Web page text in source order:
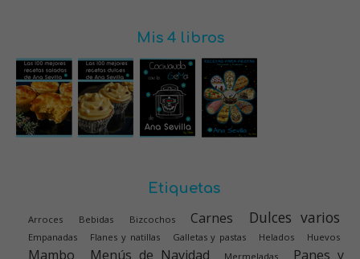
Mis 4 libros
Etiquetas
Arroces Bebidas Bizcochos Carnes Dulces varios
Empanadas Flanes y natillas Galletas y pastas Helados Huevos
Mambo Menús de Navidad Mermeladas
Panes y